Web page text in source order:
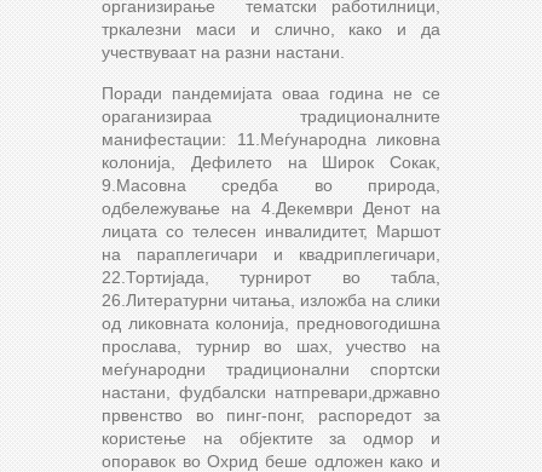
организирање тематски работилници,
тркалезни маси и слично, како и да
учествуваат на разни настани.
Поради пандемијата оваа година не се
ораганизираа традиционалните
манифестации: 11.Меѓународна ликовна
колонија, Дефилето на Широк Сокак,
9.Масовна средба во природа,
одбележување на 4.Декември Денот на
лицата со телесен инвалидитет, Маршот
на параплегичари и квадриплегичари,
22.Тортијада, турнирот во табла,
26.Литературни читања, изложба на слики
од ликовната колонија, предновогодишна
прослава, турнир во шах, учество на
меѓународни традиционални спортски
настани, фудбалски натпревари,државно
првенство во пинг-понг, распоредот за
користење на објектите за одмор и
опоравок во Охрид беше одложен како и